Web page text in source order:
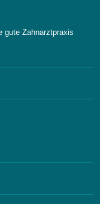
gute Zahnarztpraxis